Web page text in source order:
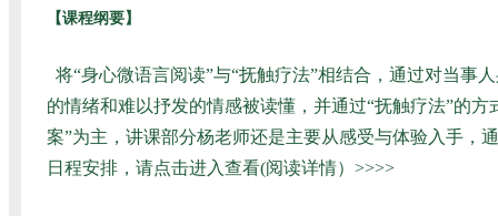
【课程纲要】
将“身心微语言阅读”与“抚触疗法”相结合，通过对当事
的情绪和难以抒发的情感被读懂，并通过“抚触疗法”的
案”为主，讲课部分杨老师还是主要从感受与体验入手，
日程安排，请点击进入查看(阅读详情）>>>>